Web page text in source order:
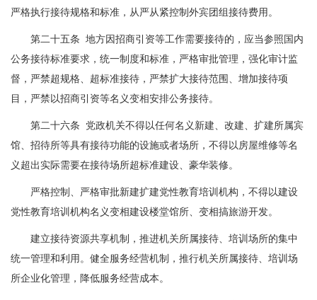
严格执行接待规格和标准，从严从紧控制外宾团组接待费用。
第二十五条 地方因招商引资等工作需要接待的，应当参照国内
公务接待标准要求，统一制度和标准，严格审批管理，强化审计监
督，严禁超规格、超标准接待，严禁扩大接待范围、增加接待项
目，严禁以招商引资等名义变相安排公务接待。
第二十六条 党政机关不得以任何名义新建、改建、扩建所属宾
馆、招待所等具有接待功能的设施或者场所，不得以房屋维修等名
义超出实际需要在接待场所超标准建设、豪华装修。
严格控制、严格审批新建扩建党性教育培训机构，不得以建设
党性教育培训机构名义变相建设楼堂馆所、变相搞旅游开发。
建立接待资源共享机制，推进机关所属接待、培训场所的集中
统一管理和利用。健全服务经营机制，推行机关所属接待、培训场
所企业化管理，降低服务经营成本。